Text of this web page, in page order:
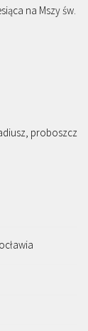
na Mszy św.
proboszcz